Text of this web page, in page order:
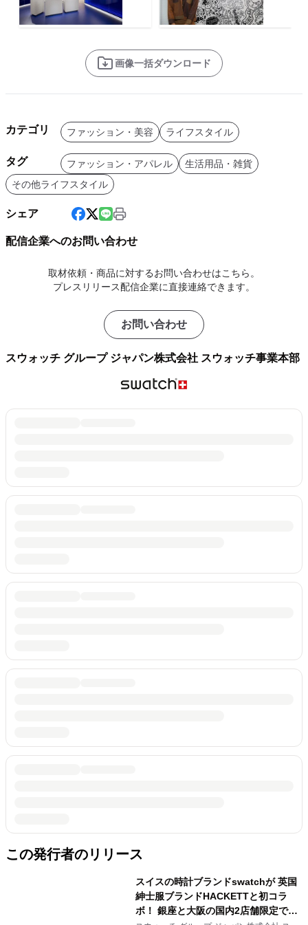
画像一括ダウンロード
カテゴリ ファッション・美容 ライフスタイル
タグ ファッション・アパレル
生活用品・雑貨
その他ライフスタイル
シェア
配信企業へのお問い合わせ
取材依頼・商品に対するお問い合わせはこちら。
プレスリリース配信企業に直接連絡できます。
お問い合わせ
スウォッチ グループ ジャパン株式会社 スウォッチ事業本部
この発行者のリリース
スイスの時計ブランドswatchが 英国
紳士服ブランドHACKETTと初コラ
ボ！ 銀座と大阪の国内2店舗限定で販